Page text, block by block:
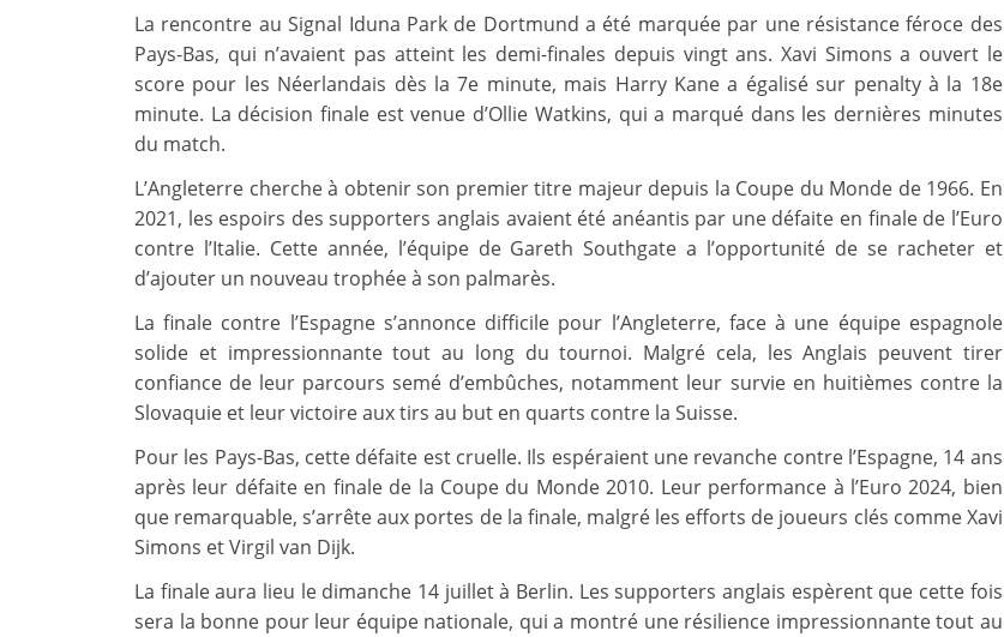
La rencontre au Signal Iduna Park de Dortmund a été marquée par une résistance féroce des
Pays-Bas, qui n’avaient pas atteint les demi-finales depuis vingt ans. Xavi Simons a ouvert le
score pour les Néerlandais dès la 7e minute, mais Harry Kane a égalisé sur penalty à la 18e
minute. La décision finale est venue d’Ollie Watkins, qui a marqué dans les dernières minutes
du match.
L’Angleterre cherche à obtenir son premier titre majeur depuis la Coupe du Monde de 1966. En
2021, les espoirs des supporters anglais avaient été anéantis par une défaite en finale de l’Euro
contre l’Italie. Cette année, l’équipe de Gareth Southgate a l’opportunité de se racheter et
d’ajouter un nouveau trophée à son palmarès.
La finale contre l’Espagne s’annonce difficile pour l’Angleterre, face à une équipe espagnole
solide et impressionnante tout au long du tournoi. Malgré cela, les Anglais peuvent tirer
confiance de leur parcours semé d’embûches, notamment leur survie en huitièmes contre la
Slovaquie et leur victoire aux tirs au but en quarts contre la Suisse.
Pour les Pays-Bas, cette défaite est cruelle. Ils espéraient une revanche contre l’Espagne, 14 ans
après leur défaite en finale de la Coupe du Monde 2010. Leur performance à l’Euro 2024, bien
que remarquable, s’arrête aux portes de la finale, malgré les efforts de joueurs clés comme Xavi
Simons et Virgil van Dijk.
La finale aura lieu le dimanche 14 juillet à Berlin. Les supporters anglais espèrent que cette fois
sera la bonne pour leur équipe nationale, qui a montré une résilience impressionnante tout au